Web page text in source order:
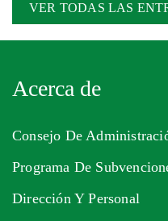
VER TODAS LAS
Acerca de
Consejo De
Programa De
Dirección Y Personal